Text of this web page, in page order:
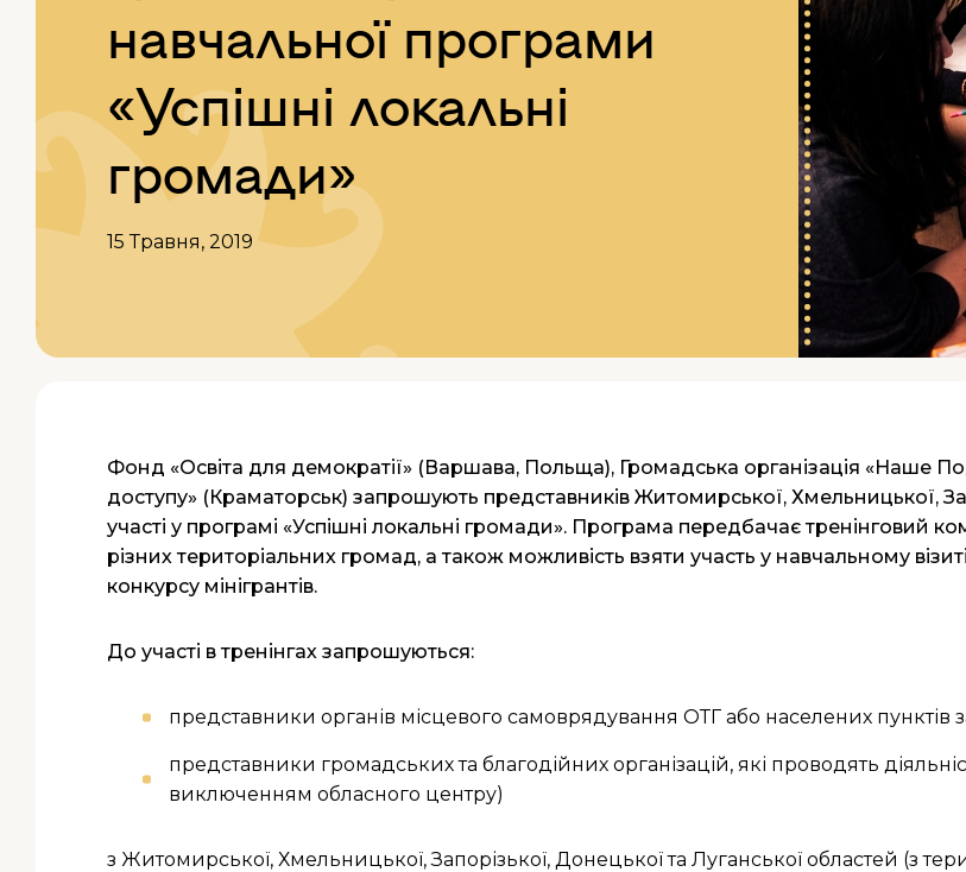
навчальної програми
«Успішні локальні
громади»
15 Травня, 2019
Фонд «Освіта для демократії» (Варшава, Польща), Громадська організація «Наше
доступу» (Краматорськ) запрошують представників Житомирської, Хмельницької,
участі у програмі «Успішні локальні громади». Програма передбачає тренінговий
різних територіальних громад, а також можливість взяти участь у навчальному
конкурсу мінігрантів.
До участі в тренінгах запрошуються:
представники органів місцевого самоврядування ОТГ або населених
представники громадських та благодійних організацій, які проводять
виключенням обласного центру)
з Житомирської, Хмельницької, Запорізької, Донецької та Луганської областей (з